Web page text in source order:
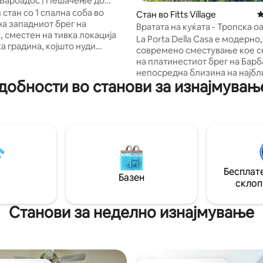
5, 30 рецензии
Wi-Fiсо 1 спална соба во
западниот брег на
сместен на тивка локација
градина, којшто нуди
баровите,
и трговскиот центар
поради што е погодно и за
и за подолги посети.
парови, лица кои патуваат
номади и гости со
Стан во Fitts Village
Вратата на куќата - Тропска
поглед на море
La Porta Della Casa е модерно,
современо сместување кое
на платинестиот брег на
непосредна близина на
плажа и во близина на
ресторани како што се The
Limegrove во Holetown со
шопинг и супермаркети . Не
заборавајте ги рибниот
Ојстинс и празнината Сент
секој петок. На 7 минути
во станови за
Базен
Станови за неделно изнајмување